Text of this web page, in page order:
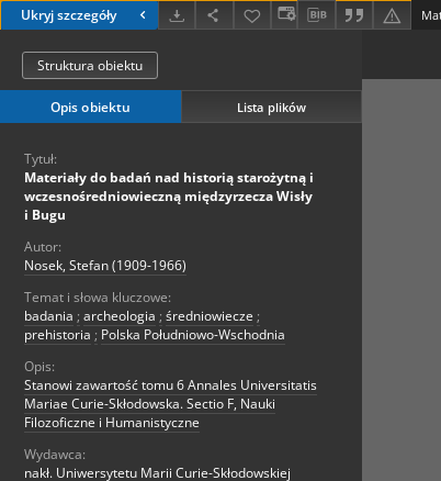
Ukryj szczegóły
Struktura obiektu
Opis obiektu Lista plików
Tytuł:
Materiały do badań nad historią starożytną i
wczesnośredniowieczną międzyrzecza Wisły
i Bugu
Autor:
Nosek, Stefan (1909-1966)
Temat i słowa kluczowe:
badania ; archeologia ; średniowiecze ;
prehistoria ; Polska Południowo-Wschodnia
Opis:
Stanowi zawartość tomu 6 Annales Universitatis
Mariae Curie-Skłodowska. Sectio F, Nauki
Filozoficzne i Humanistyczne
Wydawca:
nakł. Uniwersytetu Marii Curie-Skłodowskiej